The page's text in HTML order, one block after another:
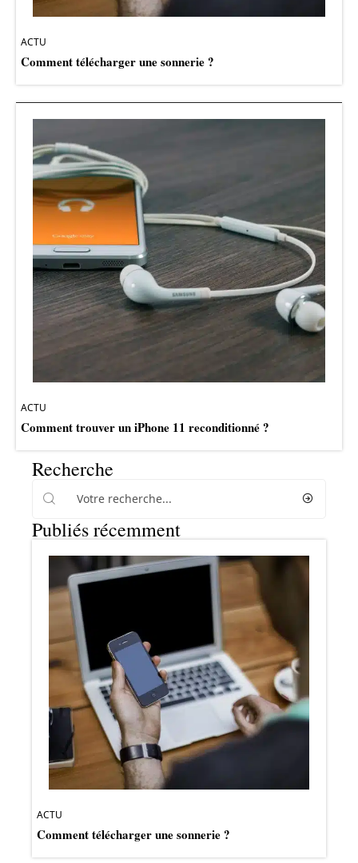
ACTU
Comment télécharger une sonnerie ?
ACTU
Comment trouver un iPhone 11 reconditionné ?
Recherche
Publiés récemment
ACTU
Comment télécharger une sonnerie ?